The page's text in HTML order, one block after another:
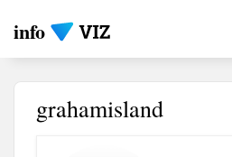
info
grahamisland